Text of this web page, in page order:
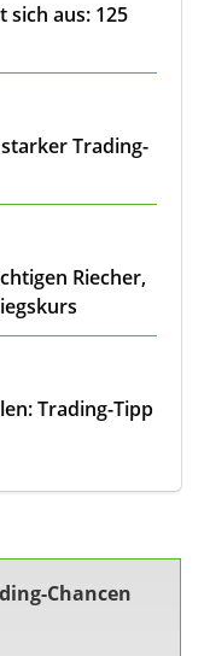
sich aus: 125
Trading-
Riecher,
Trading-Tipp
Chancen